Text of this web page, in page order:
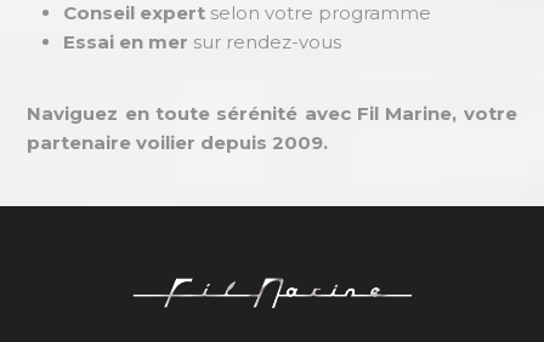
Conseil expert selon votre programme
Essai en mer sur rendez-vous
Naviguez en toute sérénité avec Fil Marine, votre
partenaire voilier depuis 2009.